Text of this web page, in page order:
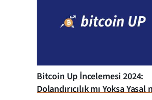
Bitcoin Up İncelemesi 2024:
Dolandırıcılık mı Yoksa Yasal